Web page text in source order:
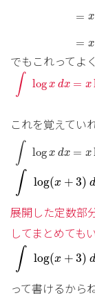
= x
= x
でもこれってよ
∫ log x dx = x
∫logx d x=x
これを覚えてい
∫ log x dx = x
∫
∫ log(x + 3) d
∫
展開した定数部
してまとめても
∫ log(x + 3) d
∫ log x 3)
って書けるからね